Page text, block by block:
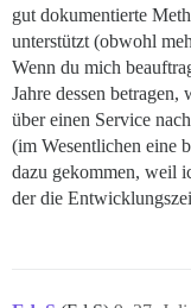
gut dokumentierte
unterstützt (obwohl
Wenn du mich
Jahre dessen
über einen Service
(im Wesentlichen eine
dazu gekommen, weil
der die